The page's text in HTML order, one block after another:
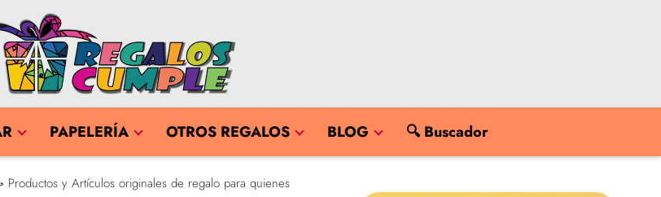
PAPELERÍA OTROS REGALOS BLOG 🔍 Buscador
y Artículos originales de regalo para quienes